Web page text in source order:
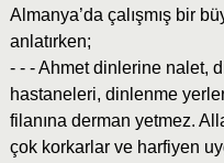
Almanya’da çalışmış bir
anlatırken;
- - - Ahmet dinlerine nalet,
hastaneleri, dinlenme
filanına derman yetmez.
çok korkarlar ve harfiyen